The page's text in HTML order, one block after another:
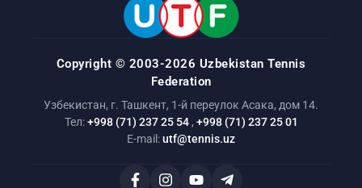
Copyright © 2003-2026 Uzbekistan Tennis
Federation
Узбекистан, г. Ташкент, 1-й переулок Асака, дом 14.
Тел:+998 (71) 237 25 54, +998 (71) 237 25 01
E-mail:utf@tennis.uz